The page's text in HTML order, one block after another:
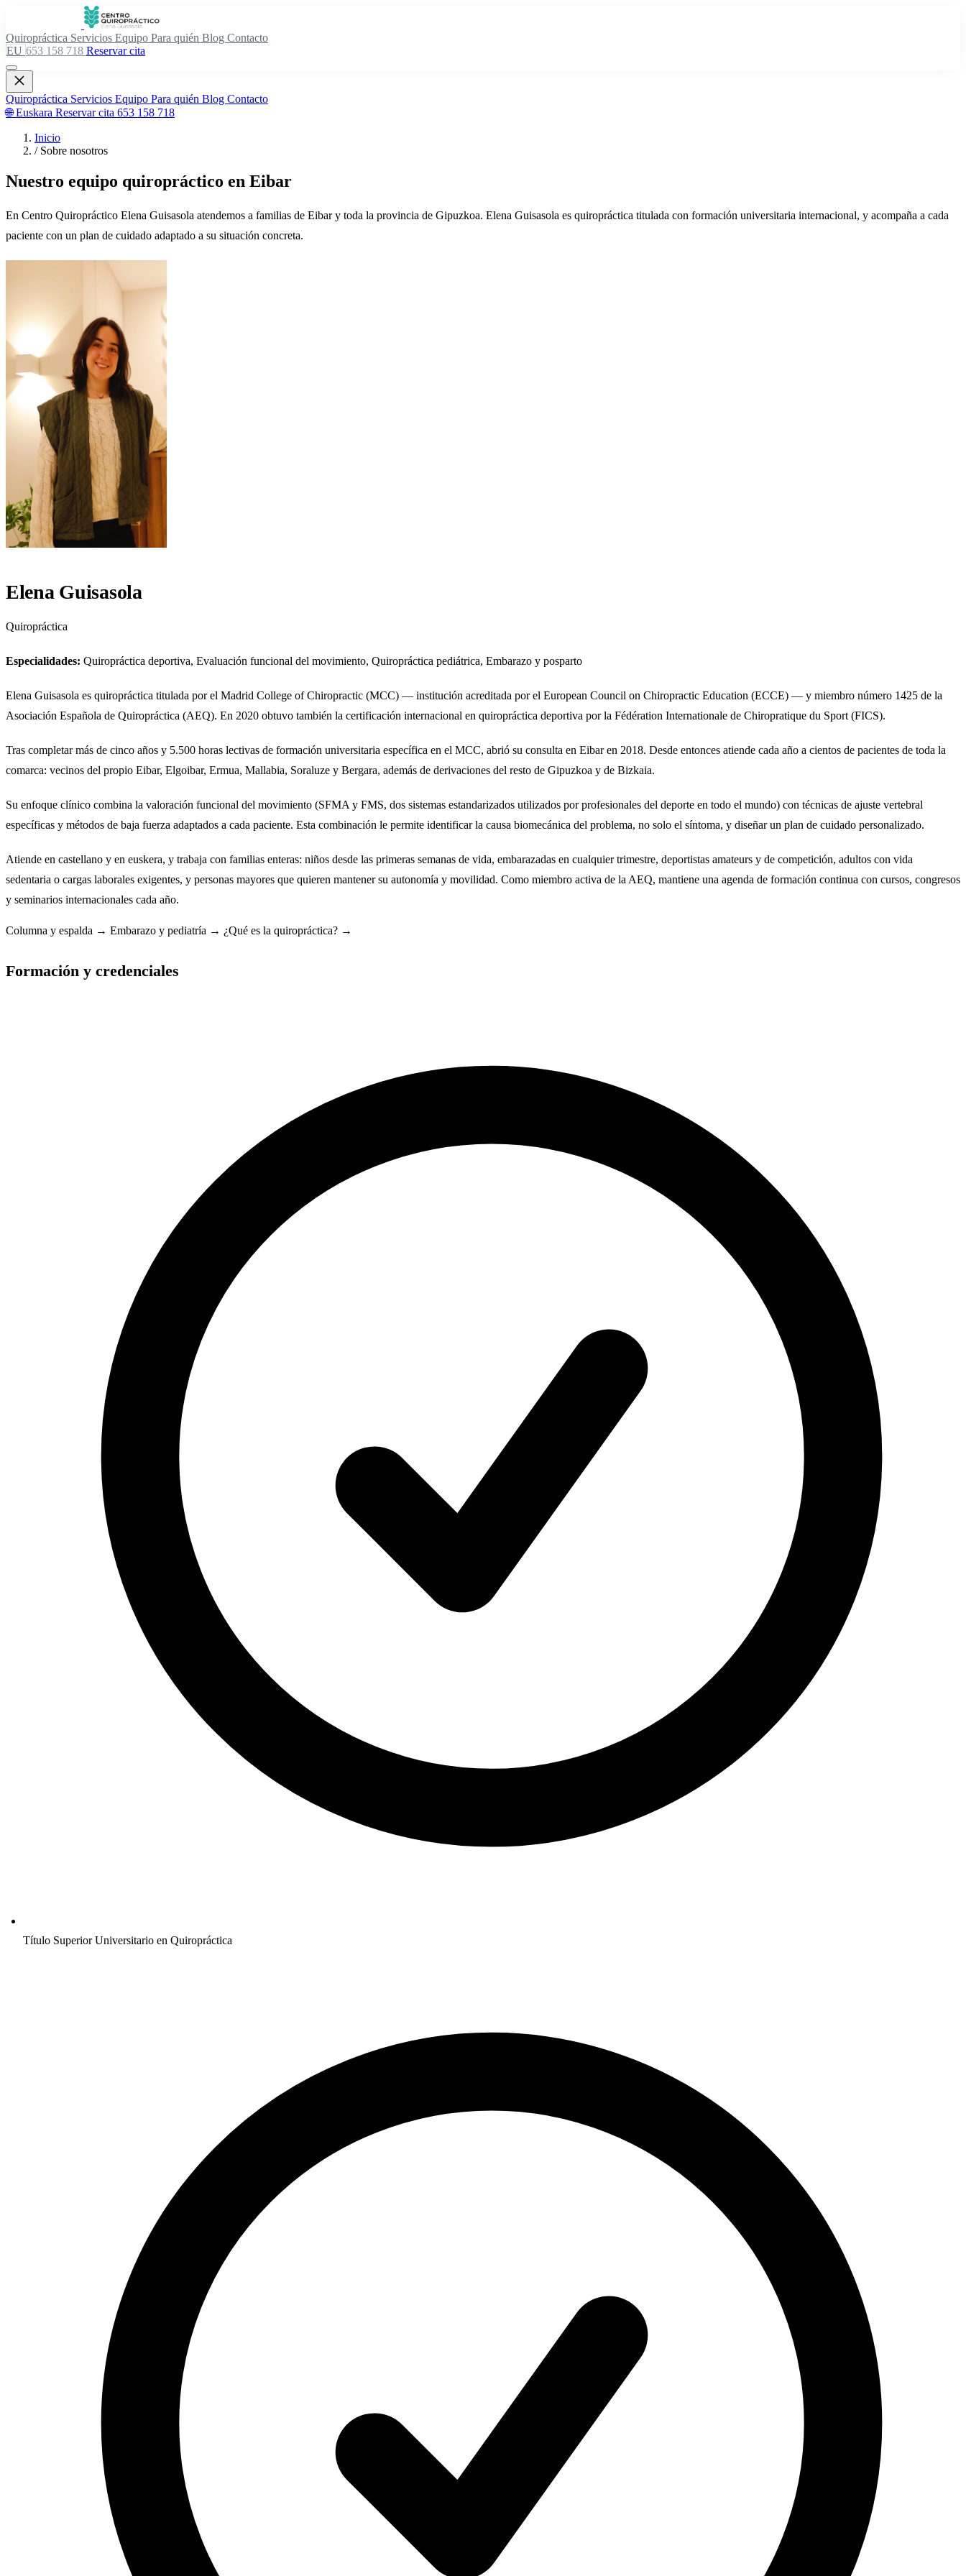
Quiropráctica Servicios Equipo Para quién Blog Contacto
EU 653 158 718 Reservar cita
Quiropráctica Servicios Equipo Para quién Blog Contacto
🌐 Euskara Reservar cita 653 158 718
Inicio
/ Sobre nosotros
Nuestro equipo quiropráctico en Eibar
En Centro Quiropráctico Elena Guisasola atendemos a familias de Eibar y toda la provincia de Gipuzkoa. Elena Guisasola es quiropráctica titulada con formación universitaria internacional, y acompaña a cada
paciente con un plan de cuidado adaptado a su situación concreta.
Elena Guisasola
Quiropráctica
Especialidades: Quiropráctica deportiva, Evaluación funcional del movimiento, Quiropráctica pediátrica, Embarazo y posparto
Elena Guisasola es quiropráctica titulada por el Madrid College of Chiropractic (MCC) — institución acreditada por el European Council on Chiropractic Education (ECCE) — y miembro número 1425 de la
Asociación Española de Quiropráctica (AEQ). En 2020 obtuvo también la certificación internacional en quiropráctica deportiva por la Fédération Internationale de Chiropratique du Sport (FICS).
Tras completar más de cinco años y 5.500 horas lectivas de formación universitaria específica en el MCC, abrió su consulta en Eibar en 2018. Desde entonces atiende cada año a cientos de pacientes de toda la
comarca: vecinos del propio Eibar, Elgoibar, Ermua, Mallabia, Soraluze y Bergara, además de derivaciones del resto de Gipuzkoa y de Bizkaia.
Su enfoque clínico combina la valoración funcional del movimiento (SFMA y FMS, dos sistemas estandarizados utilizados por profesionales del deporte en todo el mundo) con técnicas de ajuste vertebral
específicas y métodos de baja fuerza adaptados a cada paciente. Esta combinación le permite identificar la causa biomecánica del problema, no solo el síntoma, y diseñar un plan de cuidado personalizado.
Atiende en castellano y en euskera, y trabaja con familias enteras: niños desde las primeras semanas de vida, embarazadas en cualquier trimestre, deportistas amateurs y de competición, adultos con vida
sedentaria o cargas laborales exigentes, y personas mayores que quieren mantener su autonomía y movilidad. Como miembro activa de la AEQ, mantiene una agenda de formación continua con cursos, congresos
y seminarios internacionales cada año.
Columna y espalda → Embarazo y pediatría → ¿Qué es la quiropráctica? →
Formación y credenciales
Título Superior Universitario en Quiropráctica